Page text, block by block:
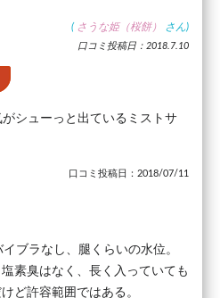
( さうな姫（桜餅） さん)
口コミ投稿日：2018.7.10
シューっと出ているミストサ
口コミ投稿日：2018/07/11
ブラなし、腿くらいの水位。
素臭はなく、長く入っていても
ど許容範囲ではある。